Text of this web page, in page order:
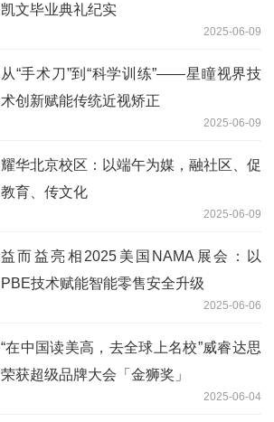
凯文毕业典礼纪实
2025-06-09
从“手术刀”到“科学训练”——星瞳视界技
术创新赋能传统近视矫正
2025-06-09
耀华北京校区：以端午为媒，融社区、促
教育、传文化
2025-06-09
益而益亮相2025美国NAMA展会：以
PBE技术赋能智能零售安全升级
2025-06-06
“在中国读美高，去全球上名校”威睿达思
荣获超级品牌大会「金狮奖」
2025-06-04